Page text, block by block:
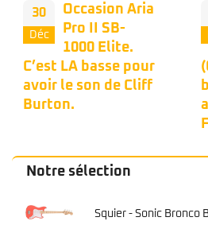
06
Déc
Occasion
Westone
Quantum.
(Oh Bravo !)Une
belle headless des
années mid-80s.
Notre sélection
Squier - Sonic Bronco